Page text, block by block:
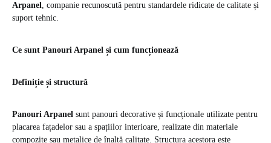
Arpanel, companie recunoscută pentru standardele ridicate de calitate și
suport tehnic.
Ce sunt Panouri Arpanel și cum funcționează
Definiție și structură
Panouri Arpanel sunt panouri decorative și funcționale utilizate pentru
placarea fațadelor sau a spațiilor interioare, realizate din materiale
compozite sau metalice de înaltă calitate. Structura acestora este